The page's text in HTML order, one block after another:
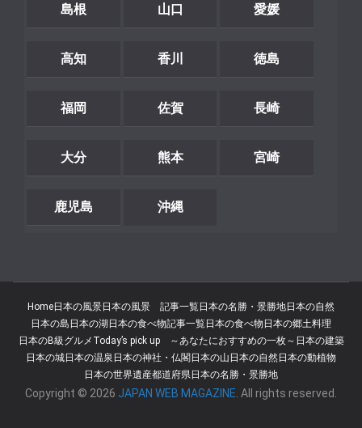
島根 山口 愛媛
高知 香川 徳島
福岡 佐賀 長崎
大分 熊本 宮崎
鹿児島 沖縄
Home日本の風景日本の風景 記事一覧日本の名勝・景勝地日本の自然
日本の島 日本の湖 日本の食べ物記事一覧日本の食べ物 日本の郷土料理
日本のB級グルメ Today’s pick up ～あなたにおすすめの一枚～ 日本の建築
日本の城日本の温泉 日本の神社・仏閣 日本の山 日本の自然日本の動植物
日本の世界遺産都道府県日本の名勝・景勝地
Copyright © 2026 JAPAN WEB MAGAZINE. All rights reserved.